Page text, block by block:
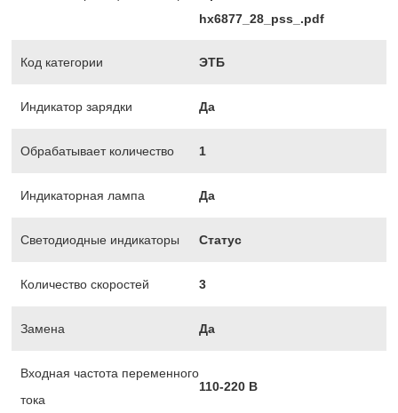
hx6877_28_pss_.pdf
Код категории ЭТБ
Индикатор зарядки Да
Обрабатывает количество 1
Индикаторная лампа Да
Светодиодные индикаторы Статус
Количество скоростей 3
Замена Да
Входная частота переменного
тока
110-220 В